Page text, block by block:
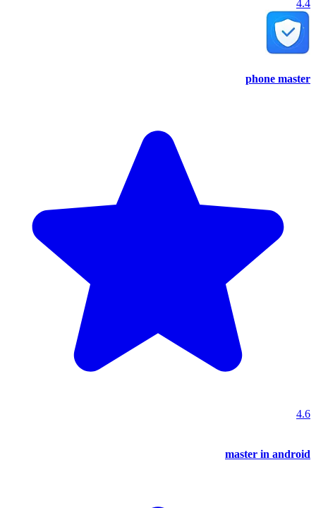
4.4
phone master
4.6
master in android